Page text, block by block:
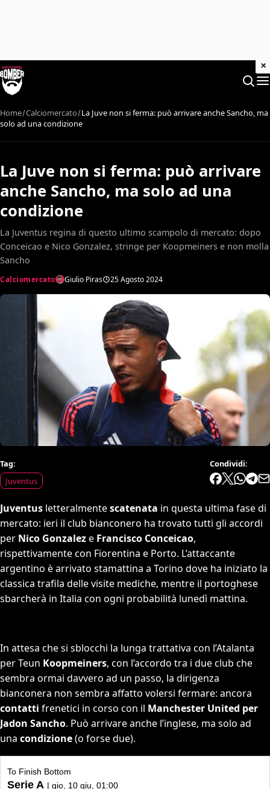
Home Calciomercato La Juve non si ferma: può arrivare anche Sancho, ma
solo ad una condizione
La Juve non si ferma: può arrivare
anche Sancho, ma solo ad una
condizione
La Juventus regina di questo ultimo scampolo di mercato: dopo
Conceicao e Nico Gonzalez, stringe per Koopmeiners e non molla
Sancho
Calciomercato Giulio Piras 25 Agosto 2024
Tag:
Juventus
Condividi:
Juventus letteralmentescatenata in questa ultima fase di
mercato: ieri il club bianconero ha trovato tutti gli accordi
per Nico Gonzaleze Francisco Conceicao,
rispettivamente con Fiorentina e Porto. L’attaccante
argentino è arrivato stamattina a Torino dove ha iniziato la
classica trafila delle visite mediche, mentre il portoghese
sbarcherà in Italia con ogni probabilità lunedì mattina.
In attesa che si sblocchi la lunga trattativa con l’Atalanta
per Teun Koopmeiners, con l’accordo tra i due club che
sembra ormai davvero ad un passo, la dirigenza
bianconera non sembra affatto volersi fermare: ancora
contatti frenetici in corso con il Manchester United per
Jadon Sancho. Può arrivare anche l’inglese, ma solo ad
una condizione(o forse due).
×